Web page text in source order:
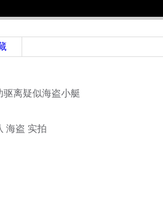
离疑似海盗小艇
海盗 实拍